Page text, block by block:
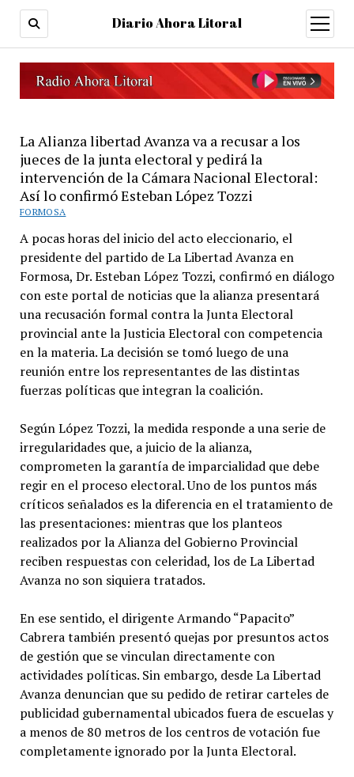
Diario Ahora Litoral
open
menu
La Alianza libertad Avanza va a recusar a los
jueces de la junta electoral y pedirá la
intervención de la Cámara Nacional Electoral:
Así lo confirmó Esteban López Tozzi
FORMOSA
A pocas horas del inicio del acto eleccionario, el
presidente del partido de La Libertad Avanza en
Formosa, Dr. Esteban López Tozzi, confirmó en diálogo
con este portal de noticias que la alianza presentará
una recusación formal contra la Junta Electoral
provincial ante la Justicia Electoral con competencia
en la materia. La decisión se tomó luego de una
reunión entre los representantes de las distintas
fuerzas políticas que integran la coalición.
Según López Tozzi, la medida responde a una serie de
irregularidades que, a juicio de la alianza,
comprometen la garantía de imparcialidad que debe
regir en el proceso electoral. Uno de los puntos más
críticos señalados es la diferencia en el tratamiento de
las presentaciones: mientras que los planteos
realizados por la Alianza del Gobierno Provincial
reciben respuestas con celeridad, los de La Libertad
Avanza no son siquiera tratados.
En ese sentido, el dirigente Armando “Papacito”
Cabrera también presentó quejas por presuntos actos
de gestión que se vinculan directamente con
actividades políticas. Sin embargo, desde La Libertad
Avanza denuncian que su pedido de retirar carteles de
publicidad gubernamental ubicados fuera de escuelas y
a menos de 80 metros de los centros de votación fue
completamente ignorado por la Junta Electoral.